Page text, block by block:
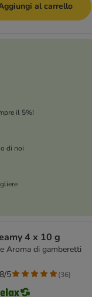
al carrello
il 5%!
di noi
4 x 10 g
Aroma di gamberetti
5 (36)